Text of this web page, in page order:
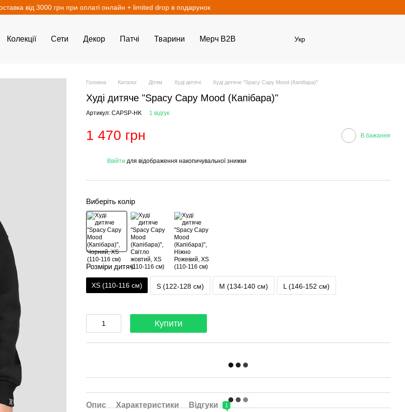
від 3000 грн при оплаті онлайн + limited drop в подарунок
Колекції Сети Декор Патчі Тварини Мерч B2B Укр
Головна Каталог Дітям Худі дитячі Худі дитяче "Spacy Capy Mood (Капібара)"
Худі дитяче "Spacy Capy Mood (Капібара)"
Артикул: CAPSP-HK 1 відгук
1 470 грн В бажання
Ввійти для відображення накопичувальної знижки
Виберіть колір
Розміри дитячі
XS (110-116 см) S (122-128 см) M (134-140 см) L (146-152 см)
Купити
Опис Характеристики Відгуки 1